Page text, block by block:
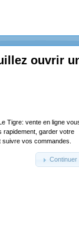
ouvrir
Tigre: vente en ligne
rapidement, garder votre
vos commandes.
Continuer